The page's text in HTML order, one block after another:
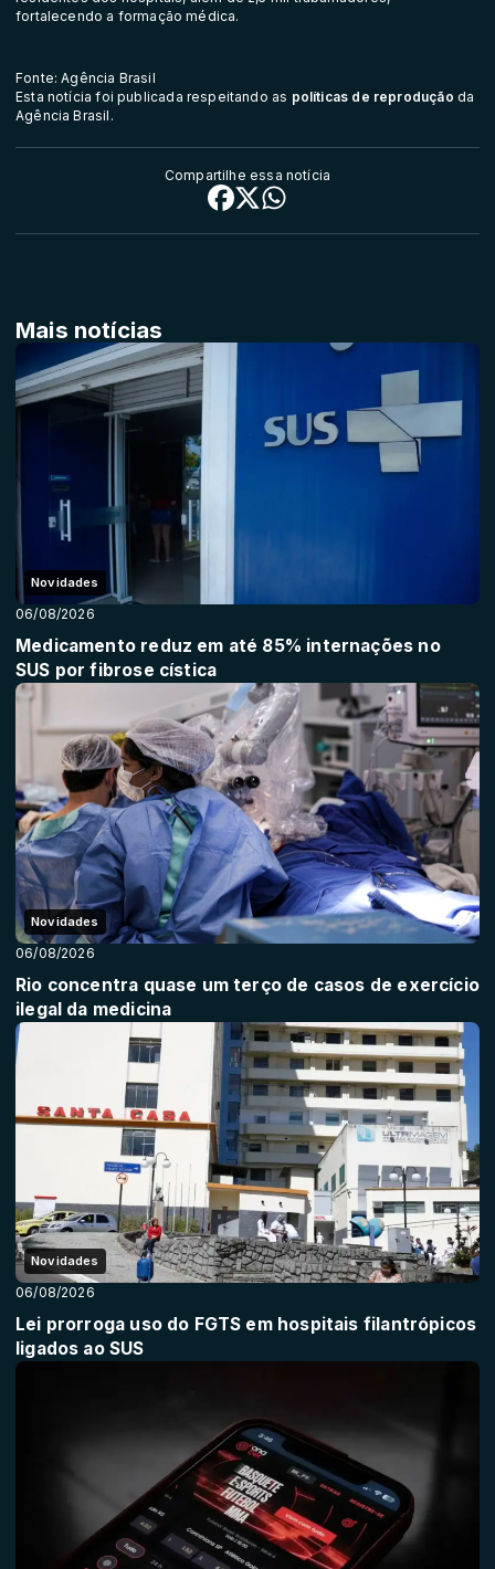
fortalecendo a formação médica.
Fonte: Agência Brasil
Esta notícia foi publicada respeitando as políticas de reprodução da
Agência Brasil.
Compartilhe essa notícia
Mais notícias
Novidades
06/08/2026
Medicamento reduz em até 85% internações no
SUS por fibrose cística
Novidades
06/08/2026
Rio concentra quase um terço de casos de exercício
ilegal da medicina
Novidades
06/08/2026
Lei prorroga uso do FGTS em hospitais filantrópicos
ligados ao SUS